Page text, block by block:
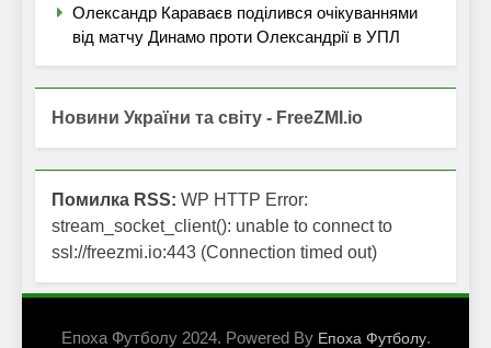
Олександр Караваєв поділився очікуваннями
від матчу Динамо проти Олександрії в УПЛ
Новини України та світу - FreeZMI.io
Помилка RSS: WP HTTP Error:
stream_socket_client(): unable to connect to
ssl://freezmi.io:443 (Connection timed out)
Епоха Футболу 2024. Powered By Епоха Футболу.